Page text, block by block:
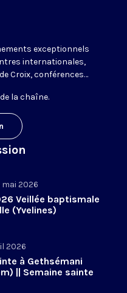
exceptionnels
internationales,
Croix, conférences…
la chaîne.
mai 2026
Veillée baptismale
(Yvelines)
2026
à Gethsémani
|| Semaine sainte